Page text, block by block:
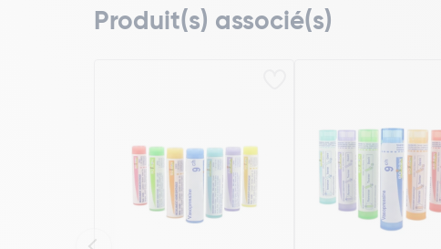
Produit(s) associé(s)